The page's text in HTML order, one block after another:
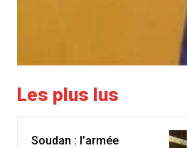
Les plus lus
Soudan : l’armée